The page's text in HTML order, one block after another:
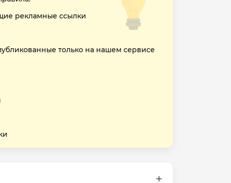
рекламные ссылки
только на нашем сервисе